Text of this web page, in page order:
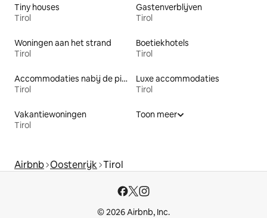
Tiny houses
Tirol
Gastenverblijven
Tirol
Woningen aan het strand
Tirol
Boetiekhotels
Tirol
Accommodaties nabij de piste
Tirol
Luxe accommodaties
Tirol
Vakantiewoningen
Tirol
Toon meer
Airbnb Oostenrijk Tirol
© 2026 Airbnb, Inc.